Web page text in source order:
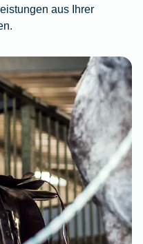
aus Ihrer